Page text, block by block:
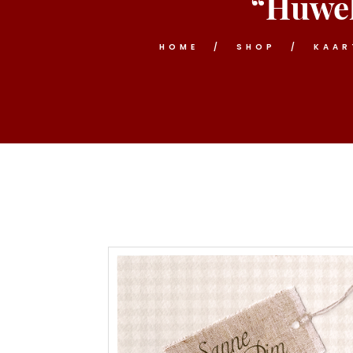
HOME SHOP